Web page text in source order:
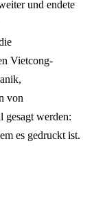
und endete
Vietcong-
von
gesagt werden:
es gedruckt ist.